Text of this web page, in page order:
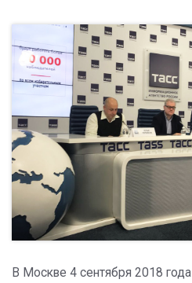
В Москве 4 сентября 2018